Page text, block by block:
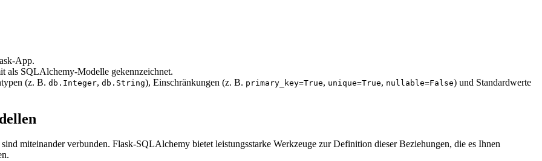
App.
als SQLAlchemy-Modelle gekennzeichnet.
(z. B. db.Integer, db.String), Einschränkungen (z. B. primary_key=True, unique=True, nullable=False) und Standardwerte
miteinander verbunden. Flask-SQLAlchemy bietet leistungsstarke Werkzeuge zur Definition dieser Beziehungen, die es Ihnen